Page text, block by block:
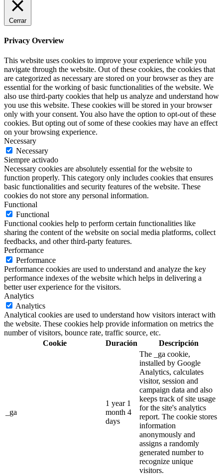
Cerrar
Privacy Overview
This website uses cookies to improve your experience while you
navigate through the website. Out of these cookies, the cookies that
are categorized as necessary are stored on your browser as they are
essential for the working of basic functionalities of the website. We
also use third-party cookies that help us analyze and understand how
you use this website. These cookies will be stored in your browser
only with your consent. You also have the option to opt-out of these
cookies. But opting out of some of these cookies may have an effect
on your browsing experience.
Necessary
Necessary
Siempre activado
Necessary cookies are absolutely essential for the website to
function properly. This category only includes cookies that ensures
basic functionalities and security features of the website. These
cookies do not store any personal information.
Functional
Functional
Functional cookies help to perform certain functionalities like
sharing the content of the website on social media platforms, collect
feedbacks, and other third-party features.
Performance
Performance
Performance cookies are used to understand and analyze the key
performance indexes of the website which helps in delivering a
better user experience for the visitors.
Analytics
Analytics
Analytical cookies are used to understand how visitors interact with
the website. These cookies help provide information on metrics the
number of visitors, bounce rate, traffic source, etc.
Cookie
Duración Descripción
_ga
1 year 1
month 4
days
The _ga cookie,
installed by Google
Analytics, calculates
visitor, session and
campaign data and also
keeps track of site usage
for the site's analytics
report. The cookie stores
information
anonymously and
assigns a randomly
generated number to
recognize unique
visitors.